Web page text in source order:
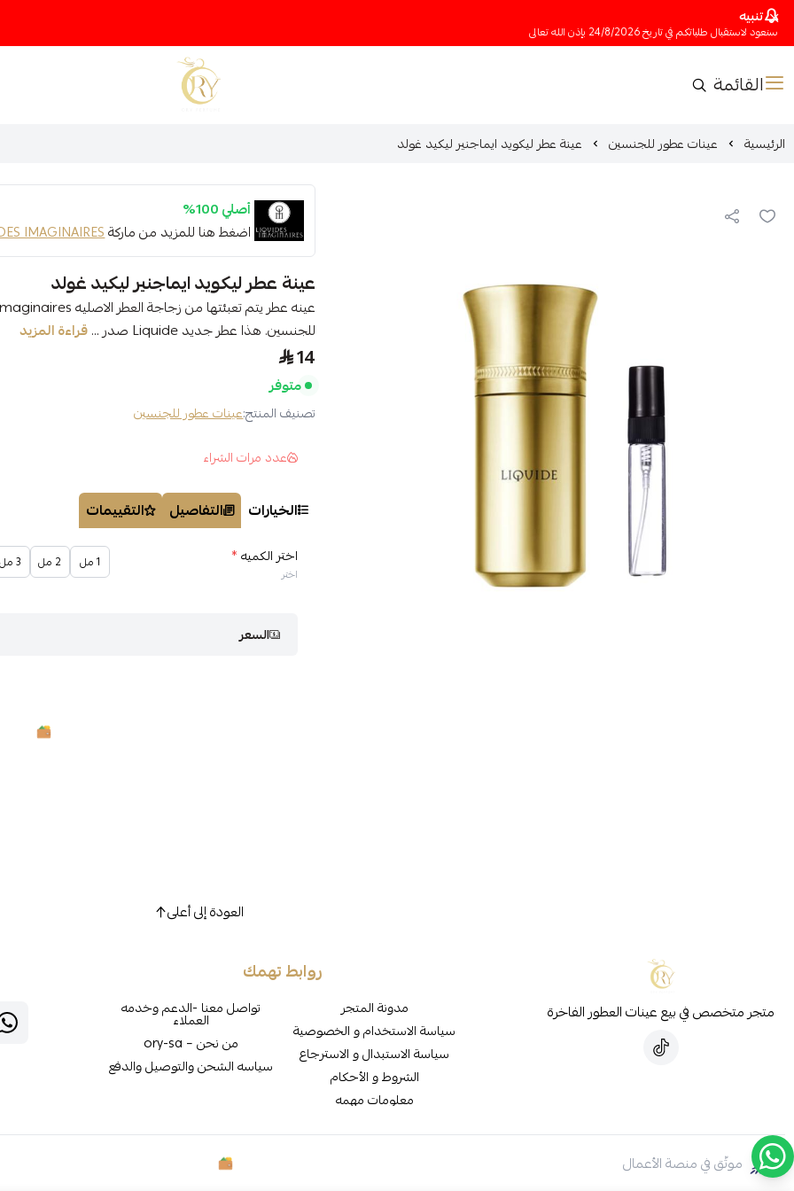
تنبيه
سنعود لاستقبال طلباتكم في تاريخ 24/8/2026 بإذن الله تعالى
القائمة متجر عينات عطور أوري
الرئيسية عينات عطور للجنسين عينة عطر ليكويد ايماجنير ليكيد غولد
أصلي 100%
اضغط هنا للمزيد من ماركةIMAGINAIRES
عينة عطر ليكويد ايماجنير ليكيد غولد
للجنسين. هذا عطر جديد Liquide صدر ...
قراءة المزيد
14
متوفر
تصنيف المنتج:عينات عطور للجنسين
عدد مرات الشراء
الخيارات التفاصيل التقييمات
اختر الكميه*
اختر
1 مل 2 مل 3 مل
السعر
العودة إلى أعلى
متجر متخصص في بيع عينات العطور الفاخرة
روابط تهمك
مدونة المتجر
سياسة الاستخدام و الخصوصية
سياسة الاستبدال و الاسترجاع
الشروط و الأحكام
معلومات مهمه
تواصل معنا -الدعم وخدمه
العملاء
من نحن – ory-sa
سياسه الشحن والتوصيل والدفع
موثّق في منصة الأعمال